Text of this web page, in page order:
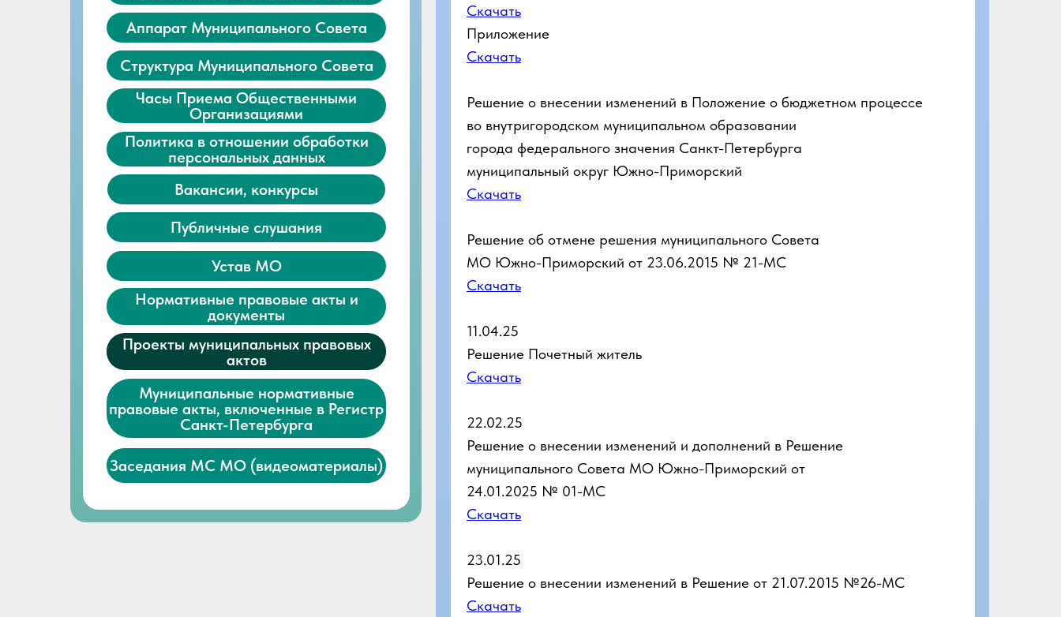
Структура Муниципального Совета
Устав МО
Публичные слушания
Вакансии, конкурсы
Муниципальные нормативные
правовые акты, включенные в Регистр
Санкт-Петербурга
Заседания МС МО (видеоматериалы)
Проекты муниципальных правовых
актов
Нормативные правовые акты и
документы
Политика в отношении обработки
персональных данных
Часы Приема Общественными
Организациями
Аппарат Муниципального Совета
Скачать
Приложение
Скачать
Решение о внесении изменений в Положение о бюджетном процессе
во внутригородском муниципальном образовании
города федерального значения Санкт-Петербурга
муниципальный округ Южно-Приморский
Скачать
Решение об отмене решения муниципального Совета
МО Южно-Приморский от 23.06.2015 № 21-МС
Скачать
11.04.25
Решение Почетный житель
Скачать
22.02.25
Решение о внесении изменений и дополнений в Решение
муниципального Совета МО Южно-Приморский от
24.01.2025 № 01-МС
Скачать
23.01.25
Решение о внесении изменений в Решение от 21.07.2015 №26-МС
Скачать